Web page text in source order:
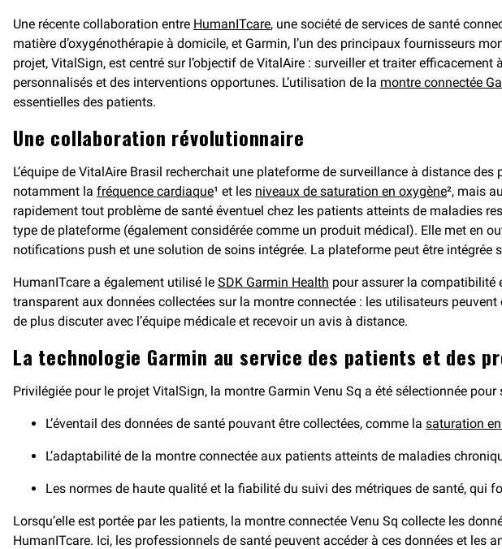
Une récente collaboration entre HumanITcare, une société de services de santé
matière d’oxygénothérapie à domicile, et Garmin, l’un des principaux fournisseurs
projet, VitalSign, est centré sur l’objectif de VitalAire : surveiller et traiter
personnalisés et des interventions opportunes. L’utilisation de la montre connectée
essentielles des patients.
Une collaboration révolutionnaire
L’équipe de VitalAire Brasil recherchait une plateforme de surveillance à distance
notamment la fréquence cardiaque¹ et les niveaux de saturation en oxygène², mais
rapidement tout problème de santé éventuel chez les patients atteints de maladies
type de plateforme (également considérée comme un produit médical). Elle met en
notifications push et une solution de soins intégrée. La plateforme peut être
HumanITcare a également utilisé le SDK Garmin Health pour assurer la compatibilité
transparent aux données collectées sur la montre connectée : les utilisateurs
de plus discuter avec l’équipe médicale et recevoir un avis à distance.
La technologie Garmin au service des patients et des
Privilégiée pour le projet VitalSign, la montre Garmin Venu Sq a été sélectionnée
L’éventail des données de santé pouvant être collectées, comme la saturation
L’adaptabilité de la montre connectée aux patients atteints de maladies
Les normes de haute qualité et la fiabilité du suivi des métriques de santé, qui
Lorsqu’elle est portée par les patients, la montre connectée Venu Sq collecte les
HumanITcare. Ici, les professionnels de santé peuvent accéder à ces données et